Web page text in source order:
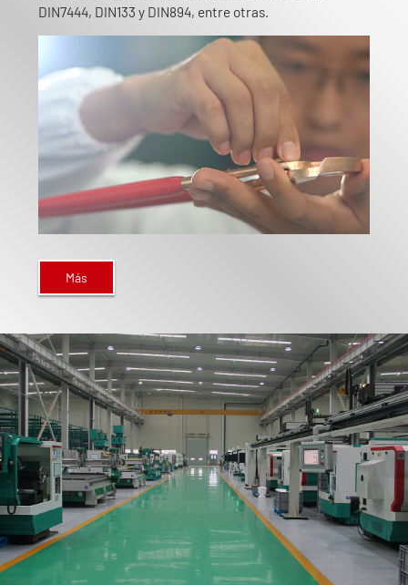
DIN7444, DIN133 y DIN894, entre otras.
Más